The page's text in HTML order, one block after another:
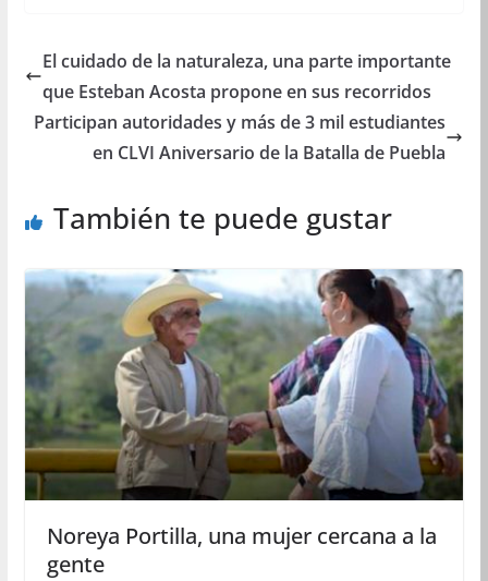
El cuidado de la naturaleza, una parte importante
que Esteban Acosta propone en sus recorridos
Participan autoridades y más de 3 mil estudiantes
en CLVI Aniversario de la Batalla de Puebla
También te puede gustar
Noreya Portilla, una mujer cercana a la
gente